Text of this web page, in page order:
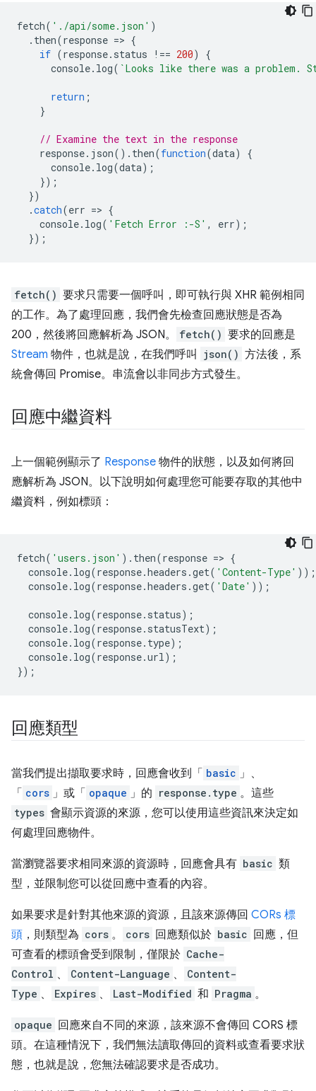
fetch( './api/some.json' )
. then(response => {
if (response. status !== 200)
{
console. log( `Looks like there was a problem.
return ;
}
// Examine the text in the response
response. json(). then(function(data)
{
console. log(data);
});
})
.catch(err => {
console. log( 'Fetch Error :-S' , err);
});
fetch() 要求只需要一個呼叫，即可執行與 XHR 範例相同
的工作。為了處理回應，我們會先檢查回應狀態是否為
200，然後將回應解析為 JSON。
fetch() 要求的回應是
Stream 物件，也就是說，在我們呼叫 json() 方法後，系
統會傳回 Promise。串流會以非同步方式發生。
回應中繼資料
上一個範例顯示了 Response 物件的狀態，以及如何將回
應解析為 JSON。以下說明如何處理您可能要存取的其他中
繼資料，例如標頭：
fetch( 'users.json' ). then(response => {
console. log(response.headers .get( 'Content-Type' ));
console. log(response.headers .get( 'Date' ));
console. log(response. status);
console. log(response. statusText);
console. log(response. type);
console. log(response.url);
});
回應類型
當我們提出擷取要求時，回應會收到「 basic 」、
「 cors 」或「 opaque 」的 response.type 。這些
types 會顯示資源的來源，您可以使用這些資訊來決定如
何處理回應物件。
當瀏覽器要求相同來源的資源時，回應會具有 basic 類
型，並限制您可以從回應中查看的內容。
如果要求是針對其他來源的資源，且該來源傳回 CORs 標
頭 ，則類型為 cors 。 cors 回應類似於 basic 回應，但
可查看的標頭會受到限制，僅限於 Cache-
Control 、 Content-Language 、
Content-
Type 、 Expires 、 Last-Modified 和 Pragma 。
opaque 回應來自不同的來源，該來源不會傳回 CORS 標
頭。在這種情況下，我們無法讀取傳回的資料或查看要求狀
態，也就是說，您無法確認要求是否成功。